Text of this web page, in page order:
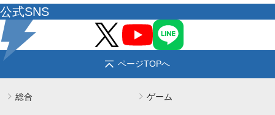
公式SNS
ページTOPへ
総合 ゲーム